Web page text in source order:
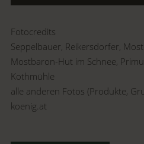
Fotocredits
Seppelbauer, Reikersdorfer,
Mostbaron-Hut im Schnee,
Kothmühle
alle anderen Fotos (Produkte,
koenig.at